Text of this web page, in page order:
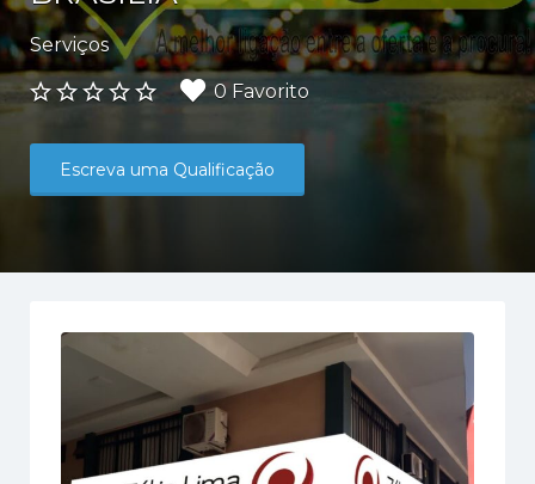
Serviços
Faça
login
este
Anuncio
0 Favorito
Escreva uma Qualificação